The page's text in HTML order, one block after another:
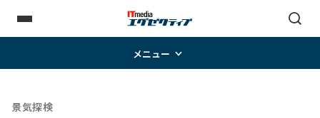
メニュー
景気探検